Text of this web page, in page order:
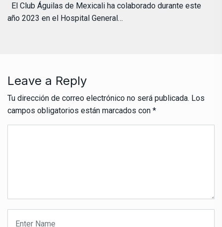
El Club Águilas de Mexicali ha colaborado durante este
año 2023 en el Hospital General…
Leave a Reply
Tu dirección de correo electrónico no será publicada. Los
campos obligatorios están marcados con *